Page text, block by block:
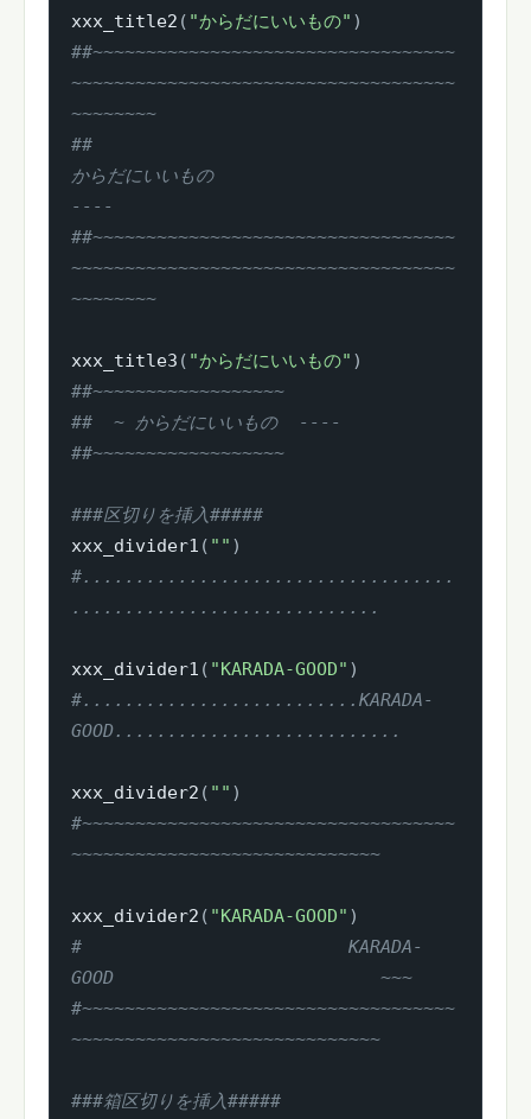
xxx_title2 ( "からだにいいもの" )
##~~~~~~~~~~~~~~~~~~~~~~~~~~~~~~~~~~
~~~~~~~~~~~~~~~~~~~~~~~~~~~~~~~~~~~~
~~~~~~~~
##
からだにいいもの
----
##~~~~~~~~~~~~~~~~~~~~~~~~~~~~~~~~~~
~~~~~~~~~~~~~~~~~~~~~~~~~~~~~~~~~~~~
~~~~~~~~
xxx_title3 ( "からだにいいもの" )
##~~~~~~~~~~~~~~~~~~
##  ~ からだにいいもの  ----
##~~~~~~~~~~~~~~~~~~
###区切りを挿入#####
xxx_divider1 ( "" )
#...................................
.............................
xxx_divider1 ( "KARADA-GOOD" )
#..........................KARADA-
GOOD...........................
xxx_divider2 ( "" )
#~~~~~~~~~~~~~~~~~~~~~~~~~~~~~~~~~~~
~~~~~~~~~~~~~~~~~~~~~~~~~~~~~
xxx_divider2 ( "KARADA-GOOD" )
#                         KARADA-
GOOD                         ~~~
#~~~~~~~~~~~~~~~~~~~~~~~~~~~~~~~~~~~
~~~~~~~~~~~~~~~~~~~~~~~~~~~~~
###箱区切りを挿入#####